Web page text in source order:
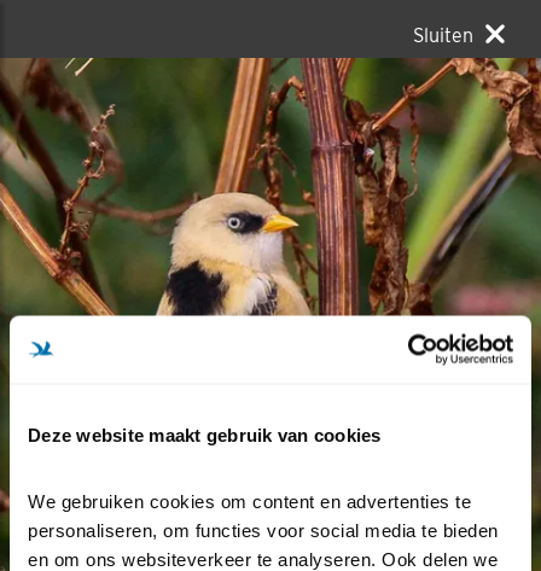
Deze website maakt gebruik van cookies
We gebruiken cookies om content en advertenties te
personaliseren, om functies voor social media te bieden
en om ons websiteverkeer te analyseren. Ook delen we
Sluiten